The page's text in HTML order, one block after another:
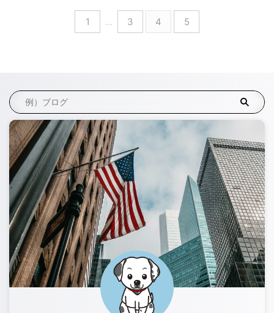
りたい 本記事の執筆者 Web
ディレクター歴９年目になり
本記事 ...
WordPressの基本的な設定方
法からアフィリエイトに関す
グで月に５桁稼いでいます。
ワードプレスをインストール
して開設 ...
1 … 3 4 5